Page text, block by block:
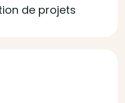
de projets